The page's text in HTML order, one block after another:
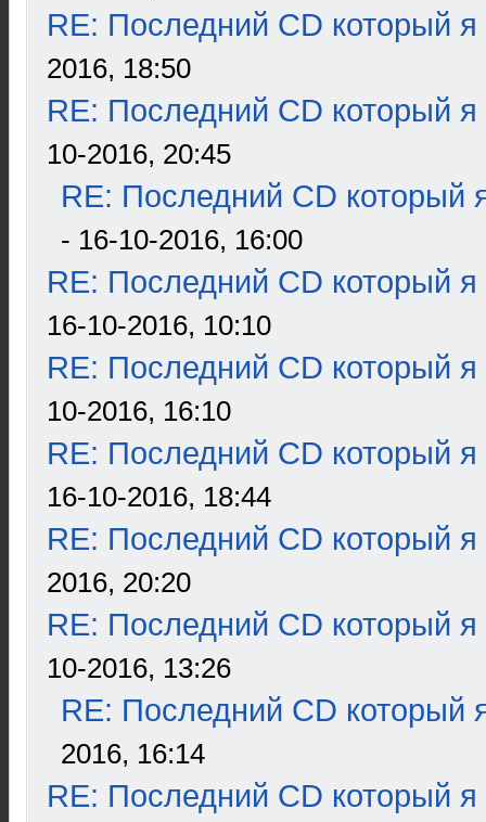
RE: Последний CD который я
2016, 18:50
RE: Последний CD который я
10-2016, 20:45
RE: Последний CD который
- 16-10-2016, 16:00
RE: Последний CD который я
16-10-2016, 10:10
RE: Последний CD который я
10-2016, 16:10
RE: Последний CD который я
16-10-2016, 18:44
RE: Последний CD который я
2016, 20:20
RE: Последний CD который я
10-2016, 13:26
RE: Последний CD который
2016, 16:14
RE: Последний CD который я